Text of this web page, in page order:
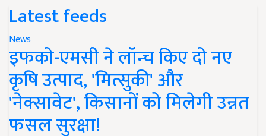
Latest feeds
News
इफको-एमसी ने लॉन्च किए दो नए
कृषि उत्पाद, 'मित्सुकी' और
'नेक्सावेट', किसानों को मिलेगी उन्नत
फसल सुरक्षा!